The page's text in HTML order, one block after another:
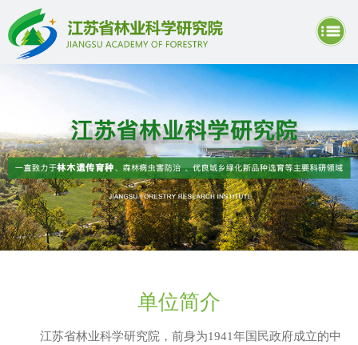
单位简介
江苏省林业科学研究院，前身为1941年国民政府成立的中